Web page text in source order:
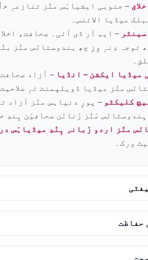
– جنوبی ایشیاہَس منٛز تنازعہٕ
میڈیا الائنس۔
– ایم آر ڈی آئی۔ صحافت،
توجہ دِنہٕ وِزِ چھِ ہندوستانَس منٛز
میڈیا ایکشن – انڈیا – آزاد
منٛز میڈیا ڈویلپمنٹ تہٕ
کلیکٹو – پورٕ دنیاہس منٛز آزاد
ہِندوستانَس مَنٛز زَنانَن صحافیَن ہٕندِ
منٛز اردو زَبانہِ ہٕنٛدِ میڈیاہَس
ورک۔
حفاظت